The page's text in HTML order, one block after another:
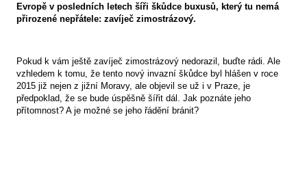
Evropě v posledních letech šíři škůdce buxusů, který tu nemá
přirozené nepřátele: zavíječ zimostrázový.
Pokud k vám ještě zavíječ zimostrázový nedorazil, buďte rádi. Ale
vzhledem k tomu, že tento nový invazní škůdce byl hlášen v roce
2015 již nejen z jižní Moravy, ale objevil se už i v Praze, je
předpoklad, že se bude úspěšně šířit dál. Jak poznáte jeho
přítomnost? A je možné se jeho řádění bránit?